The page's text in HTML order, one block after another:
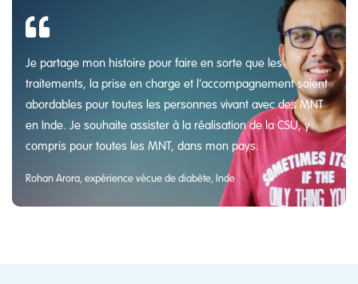
Je partage mon histoire pour faire en sorte que les
traitements, la prise en charge et l'accompagnement soient
abordables pour toutes les personnes vivant avec des MNT
en Inde. Je souhaite assister à la réalisation de la CSU, y
compris pour toutes les MNT, dans mon pays.
Rohan Arora, expérience vécue de diabète, Inde